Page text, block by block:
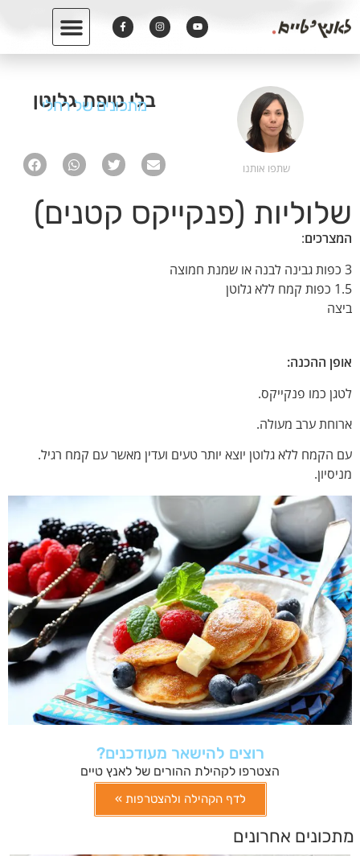
בלי טיפת גלוטן
מתכונים של רחלי
שתפו אותנו
שלוליות (פנקייקס קטנים)
המצרכים:
3 כפות גבינה לבנה או שמנת חמוצה
1.5 כפות קמח ללא גלוטן
ביצה
אופן ההכנה:
לטגן כמו פנקייקס.
ארוחת ערב מעולה.
עם הקמח ללא גלוטן יוצא יותר טעים ועדין מאשר עם קמח רגיל.
מניסיון.
רוצים להישאר מעודכנים?
הצטרפו לקהילת ההורים של לאנץ טיים
לדף הקהילה ולהצטרפות »
מתכונים אחרונים